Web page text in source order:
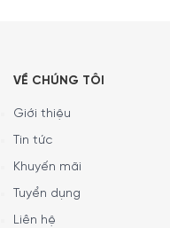
Hướng dẫn lắp
Joseph Joseph
Đen
Kéo đế của sản
Đẩy một đầu của bộ
VỀ CHÚNG TÔI
Giới thiệu
Tin tức
Khuyến mãi
Tuyển dụng
Liên hệ